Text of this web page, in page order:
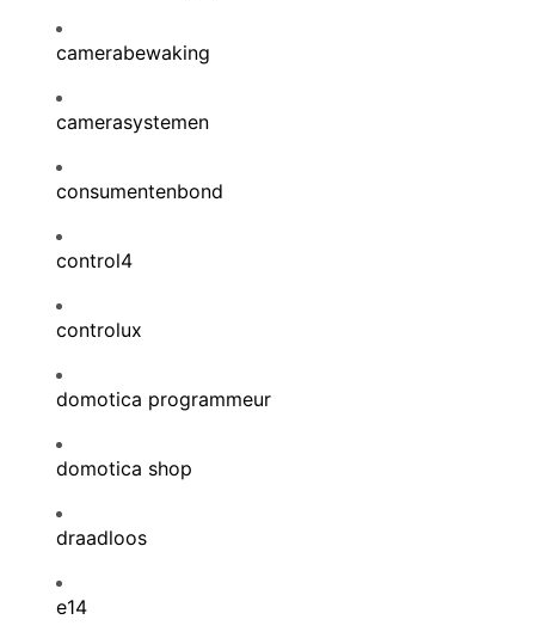
camerabewaking
camerasystemen
consumentenbond
control4
controlux
domotica programmeur
domotica shop
draadloos
e14